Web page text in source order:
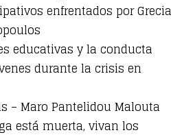
enfrentados por Grecia
educativas y la conducta
durante la crisis en
– Maro Pantelidou Malouta
está muerta, vivan los